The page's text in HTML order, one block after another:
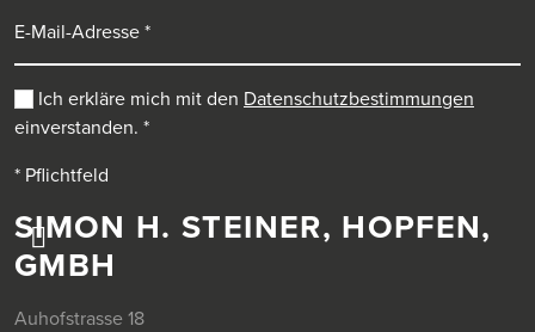
SIMON H. STEINER, HOPFEN,
GMBH
Auhofstrasse 18
Ich erkläre mich mit den Datenschutzbestimmungen
einverstanden. *
* Pflichtfeld